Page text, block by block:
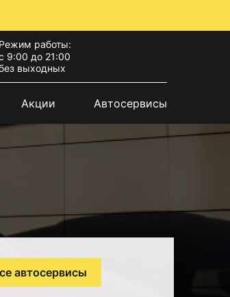
Режим работы:
9:00 до 21:00
выходных
Акции Автосервисы
автосервисы